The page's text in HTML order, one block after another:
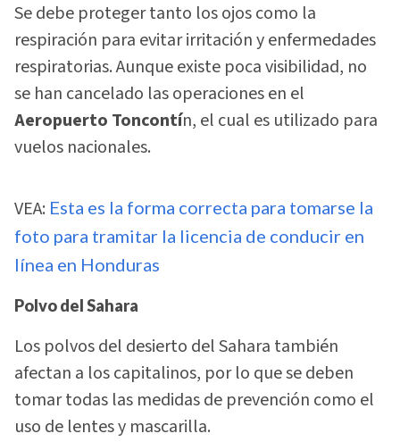
Se debe proteger tanto los ojos como la
respiración para evitar irritación y enfermedades
respiratorias. Aunque existe poca visibilidad, no
se han cancelado las operaciones en el
Aeropuerto Toncontín, el cual es utilizado para
vuelos nacionales.
VEA: Esta es la forma correcta para tomarse la
foto para tramitar la licencia de conducir en
línea en Honduras
Polvo del Sahara
Los polvos del desierto del Sahara también
afectan a los capitalinos, por lo que se deben
tomar todas las medidas de prevención como el
uso de lentes y mascarilla.